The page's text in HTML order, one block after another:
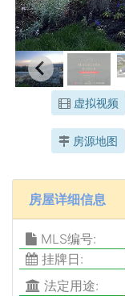
虚拟视频
房源地图
房屋详细信息
MLS编号:
挂牌日:
法定用途: